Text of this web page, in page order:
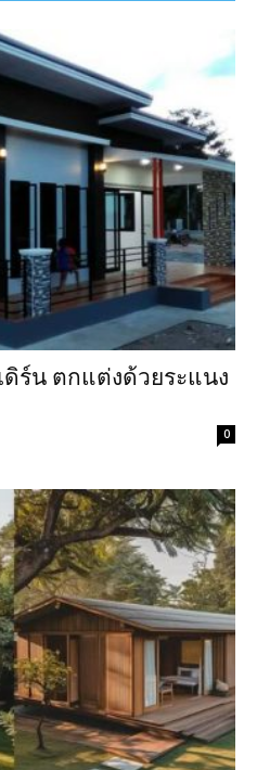
ร์น ตกแต่งด้วยระแนง
0